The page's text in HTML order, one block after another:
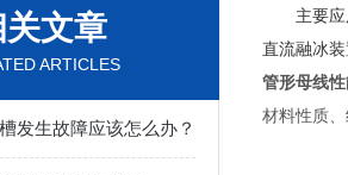
关文章
ARTICLES
发生故障应该怎么办？
主要
直流融冰
管形母线
材料性质